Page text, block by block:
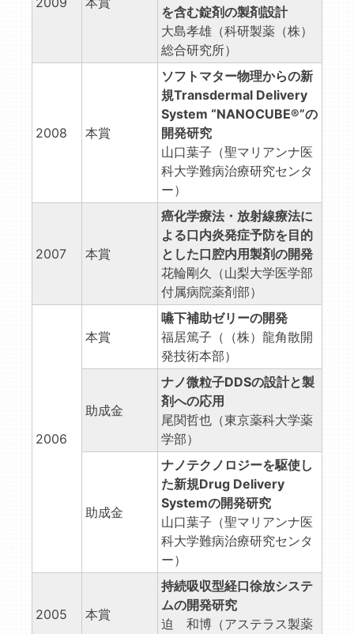
を含む錠剤の製剤設計
大島孝雄（科研製薬（株）
総合研究所）
2008 本賞
ソフトマター物理からの新
規Transdermal Delivery
System “NANOCUBE®”の
開発研究
山口葉子（聖マリアンナ医
科大学難病治療研究センタ
ー）
2007 本賞
癌化学療法・放射線療法に
よる口内炎発症予防を目的
とした口腔内用製剤の開発
花輪剛久（山梨大学医学部
付属病院薬剤部）
2006
本賞
嚥下補助ゼリーの開発
福居篤子（（株）龍角散開
発技術本部）
助成金
ナノ微粒子DDSの設計と製
剤への応用
尾関哲也（東京薬科大学薬
学部）
助成金
ナノテクノロジーを駆使し
た新規Drug Delivery
Systemの開発研究
山口葉子（聖マリアンナ医
科大学難病治療研究センタ
ー）
2005 本賞
持続吸収型経口徐放システ
ムの開発研究
迫 和博（アステラス製薬